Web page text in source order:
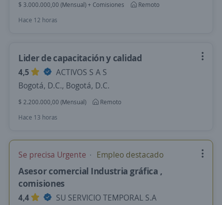
$ 3.000.000,00 (Mensual) + Comisiones
Remoto
Hace 12 horas
Lider de capacitación y calidad
4,5
ACTIVOS S A S
Bogotá, D.C., Bogotá, D.C.
$ 2.200.000,00 (Mensual)
Remoto
Hace 13 horas
Se precisa Urgente Empleo destacado
Asesor comercial Industria gráfica ,
comisiones
4,4
SU SERVICIO TEMPORAL S.A